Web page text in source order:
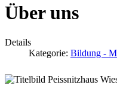
Über uns
Details
Kategorie: Bildung -